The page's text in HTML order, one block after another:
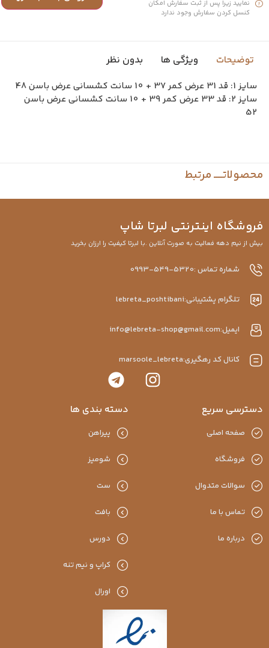
نمایید زیرا پس از ثبت سفارش امکان
کنسل کردن سفارش وجود ندارد
توضیحات ویژگی ها بدون نظر
سایز 1: قد 31 عرض کمر 37 + 10 سانت کشسانی عرض باسن 48
سایز 2: قد 33 عرض کمر 39 + 10 سانت کشسانی عرض باسن
52
مرتبط
اینترنتی لبرتا شاپ
از نیم دهه فعالیت به صورت آنلاین .با لبرتا کیفیت را ارزان بخرید
شماره تماس :5320-549-0993
تلگرام پشتیبانی:lebreta_poshtibani
ایمیل:info@lebreta-shop@gmail.com
کانال کد رهگیری:marsoole_lebreta
سریع
صفحه اصلی
فروشگاه
سوالات متدوال
تماس با ما
درباره ما
دسته بندی ها
پیراهن
شومیز
ست
بافت
دورس
کراپ و نیم تنه
اورال